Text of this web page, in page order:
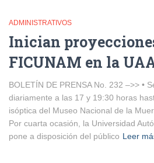
ADMINISTRATIVOS
Inician
FICUNAM en la
BOLETÍN DE PRENSA No. 232 –>> •
diariamente a las 17 y 19:30 horas
isóptica del Museo Nacional de la
Por cuarta ocasión, la Universidad
pone a disposición del público Leer